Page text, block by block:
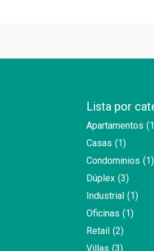
Lista por
Apartamentos
Casas (1)
Condominios (1)
Dúplex (3)
Industrial (1)
Oficinas (1)
Retail (2)
Villas (3)